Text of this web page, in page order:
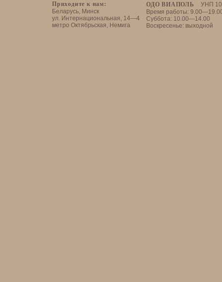
ОДО ВИАПОЛЬ
УНП
Время работы:
Суббота: 10.00—14.00
Воскресенье: выходной
Приходите к нам:
Беларусь, Минск
ул. Интернациональная, 14—4
метро Октябрьская, Немига